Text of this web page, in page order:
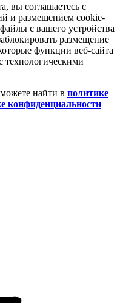
вы соглашаетесь с
и размещением cookie-
с вашего устройства
размещение
функции веб-сайта
технологическими
найти в политике
конфиденциальности